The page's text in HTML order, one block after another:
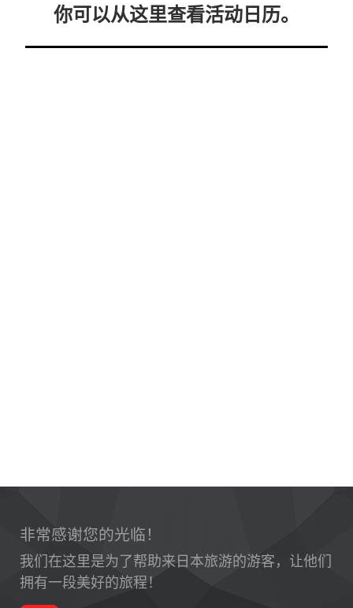
你可以从这里查看活动日历。
非常感谢您的光临！
我们在这里是为了帮助来日本旅游的游客，让他们
拥有一段美好的旅程！